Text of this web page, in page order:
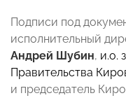
Подписи под
исполнительный
Андрей Шубин, и.о.
Правительства
и председатель